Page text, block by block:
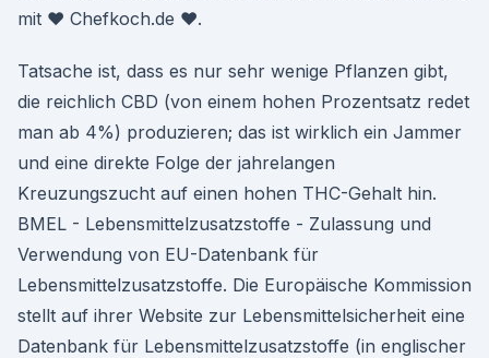
mit ♥ Chefkoch.de ♥.
Tatsache ist, dass es nur sehr wenige Pflanzen gibt,
die reichlich CBD (von einem hohen Prozentsatz redet
man ab 4%) produzieren; das ist wirklich ein Jammer
und eine direkte Folge der jahrelangen
Kreuzungszucht auf einen hohen THC-Gehalt hin.
BMEL - Lebensmittelzusatzstoffe - Zulassung und
Verwendung von EU-Datenbank für
Lebensmittelzusatzstoffe. Die Europäische Kommission
stellt auf ihrer Website zur Lebensmittelsicherheit eine
Datenbank für Lebensmittelzusatzstoffe (in englischer